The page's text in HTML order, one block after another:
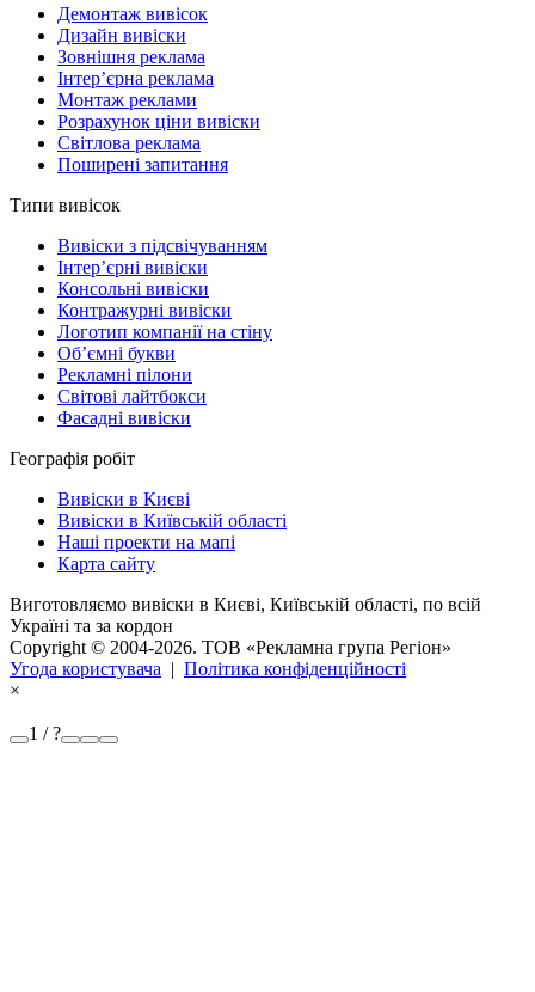
Демонтаж вивісок
Дизайн вивіски
Зовнішня реклама
Інтер’єрна реклама
Монтаж реклами
Розрахунок ціни вивіски
Світлова реклама
Поширені запитання
Типи вивісок
Вивіски з підсвічуванням
Інтер’єрні вивіски
Консольні вивіски
Контражурні вивіски
Логотип компанії на стіну
Об’ємні букви
Рекламні пілони
Світові лайтбокси
Фасадні вивіски
Географія робіт
Вивіски в Києві
Вивіски в Київській області
Наші проекти на мапі
Карта сайту
Виготовляємо вивіски в Києві, Київській області, по всій
Україні та за кордон
Copyright © 2004-2026. ТОВ «Рекламна група Регіон»
Угода користувача | Політика конфіденційності
×
1 / ?